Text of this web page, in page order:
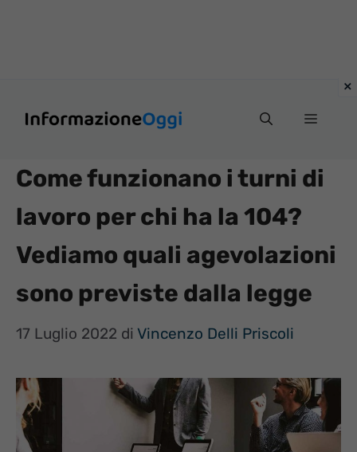
Menu
Come funzionano i turni di
lavoro per chi ha la 104?
Vediamo quali agevolazioni
sono previste dalla legge
17 Luglio 2022 di Vincenzo Delli Priscoli